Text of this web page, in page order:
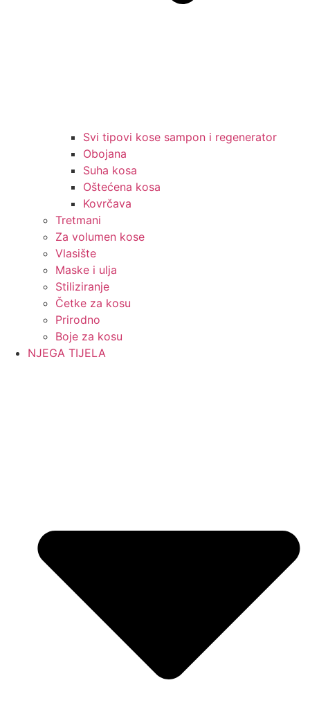
Svi tipovi kose sampon i regenerator
Obojana
Suha kosa
Oštećena kosa
Kovrčava
Tretmani
Za volumen kose
Vlasište
Maske i ulja
Stiliziranje
Četke za kosu
Prirodno
Boje za kosu
NJEGA TIJELA